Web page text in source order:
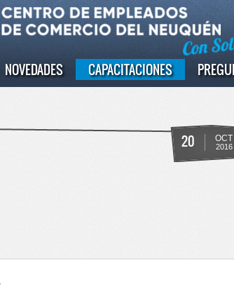
NOVEDADES CAPACITACIONES
20 OCT
2016